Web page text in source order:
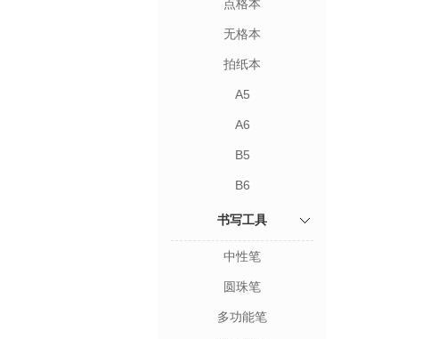
点格本
无格本
拍纸本
A5
A6
B5
B6
书写工具
中性笔
圆珠笔
多功能笔